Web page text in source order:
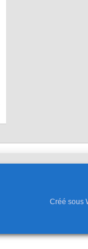
Créé sous